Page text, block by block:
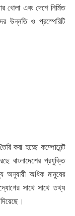
খোলা এবং দেশে নির্মিত
উন্নতি ও প্রস্পেরিটি
করা হচ্ছে কম্পোনেন্ট
বাংলাদেশের প্রযুক্তি
অনুযায়ী অধিক মানুষের
সাথে সাথে তথ্য